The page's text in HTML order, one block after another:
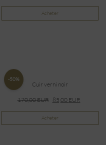
Acheter
-50%
Cuir verni noir
170,00EUR 85,00 EUR
Acheter